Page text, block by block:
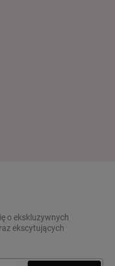
o ekskluzywnych
ekscytujących